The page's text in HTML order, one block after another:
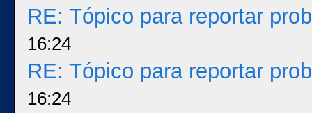
RE: Tópico para reportar
16:24
RE: Tópico para reportar
16:24